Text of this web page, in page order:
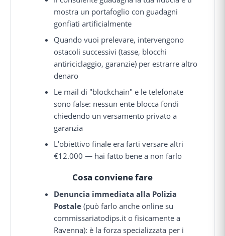
mostra un portafoglio con guadagni
gonfiati artificialmente
Quando vuoi prelevare, intervengono
ostacoli successivi (tasse, blocchi
antiriciclaggio, garanzie) per estrarre altro
denaro
Le mail di "blockchain" e le telefonate
sono false: nessun ente blocca fondi
chiedendo un versamento privato a
garanzia
L'obiettivo finale era farti versare altri
€12.000 — hai fatto bene a non farlo
Cosa conviene fare
Denuncia immediata alla Polizia
Postale (può farlo anche online su
commissariatodips.it o fisicamente a
Ravenna): è la forza specializzata per i